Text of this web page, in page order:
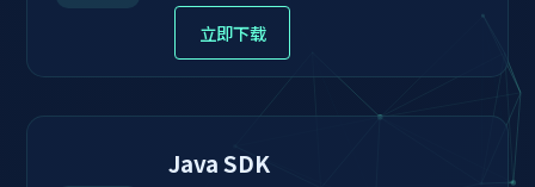
立即下载
Java SDK